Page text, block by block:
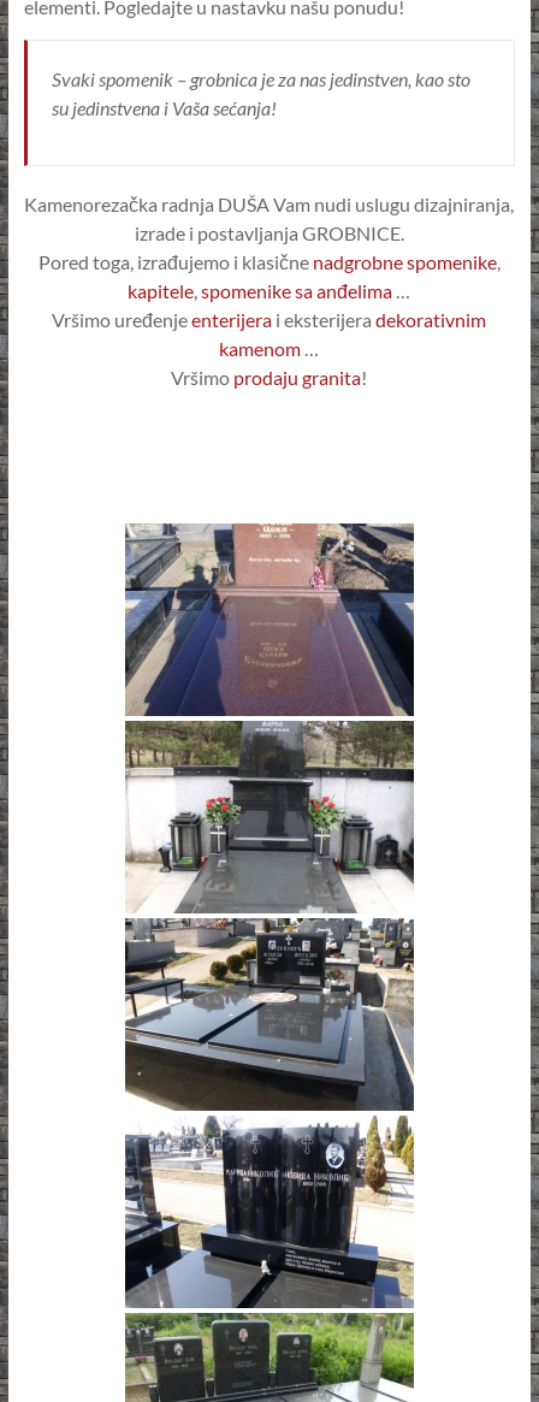
elementi. Pogledajte u nastavku našu ponudu!
Svaki spomenik – grobnica je za nas jedinstven, kao sto
su jedinstvena i Vaša sećanja!
Kamenorezačka radnja DUŠA Vam nudi uslugu dizajniranja,
izrade i postavljanja GROBNICE.
Pored toga, izrađujemo i klasične nadgrobne spomenike,
kapitele,spomenike sa anđelima …
Vršimo uređenjeenterijera i eksterijeradekorativnim
kamenom …
Vršimo prodaju granita!